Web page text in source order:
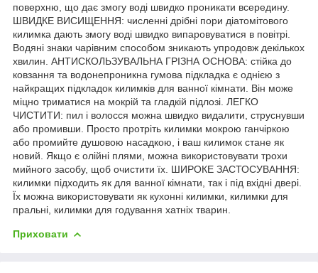
поверхню, що дає змогу воді швидко проникати всередину.
ШВИДКЕ ВИСИЩЕННЯ: численні дрібні пори діатомітового
килимка дають змогу воді швидко випаровуватися в повітрі.
Водяні знаки чарівним способом зникають упродовж декількох
хвилин. АНТИСКОЛЬЗУВАЛЬНА ГРІЗНА ОСНОВА: стійка до
ковзання та водонепроникна гумова підкладка є однією з
найкращих підкладок килимків для ванної кімнати. Він може
міцно триматися на мокрій та гладкій підлозі. ЛЕГКО
ЧИСТИТИ: пил і волосся можна швидко видалити, струснувши
або промивши. Просто протріть килимки мокрою ганчіркою
або промийте душовою насадкою, і ваш килимок стане як
новий. Якщо є олійні плями, можна використовувати трохи
мийного засобу, щоб очистити їх. ШИРОКЕ ЗАСТОСУВАННЯ:
килимки підходить як для ванної кімнати, так і під вхідні двері.
Їх можна використовувати як кухонні килимки, килимки для
пральні, килимки для годування хатніх тварин.
Приховати